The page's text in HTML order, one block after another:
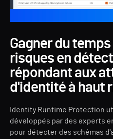
Gagner du
risques en
répondant aux
d'identité à haut
Identity Runtime Protection
développés par des experts
pour détecter des schémas